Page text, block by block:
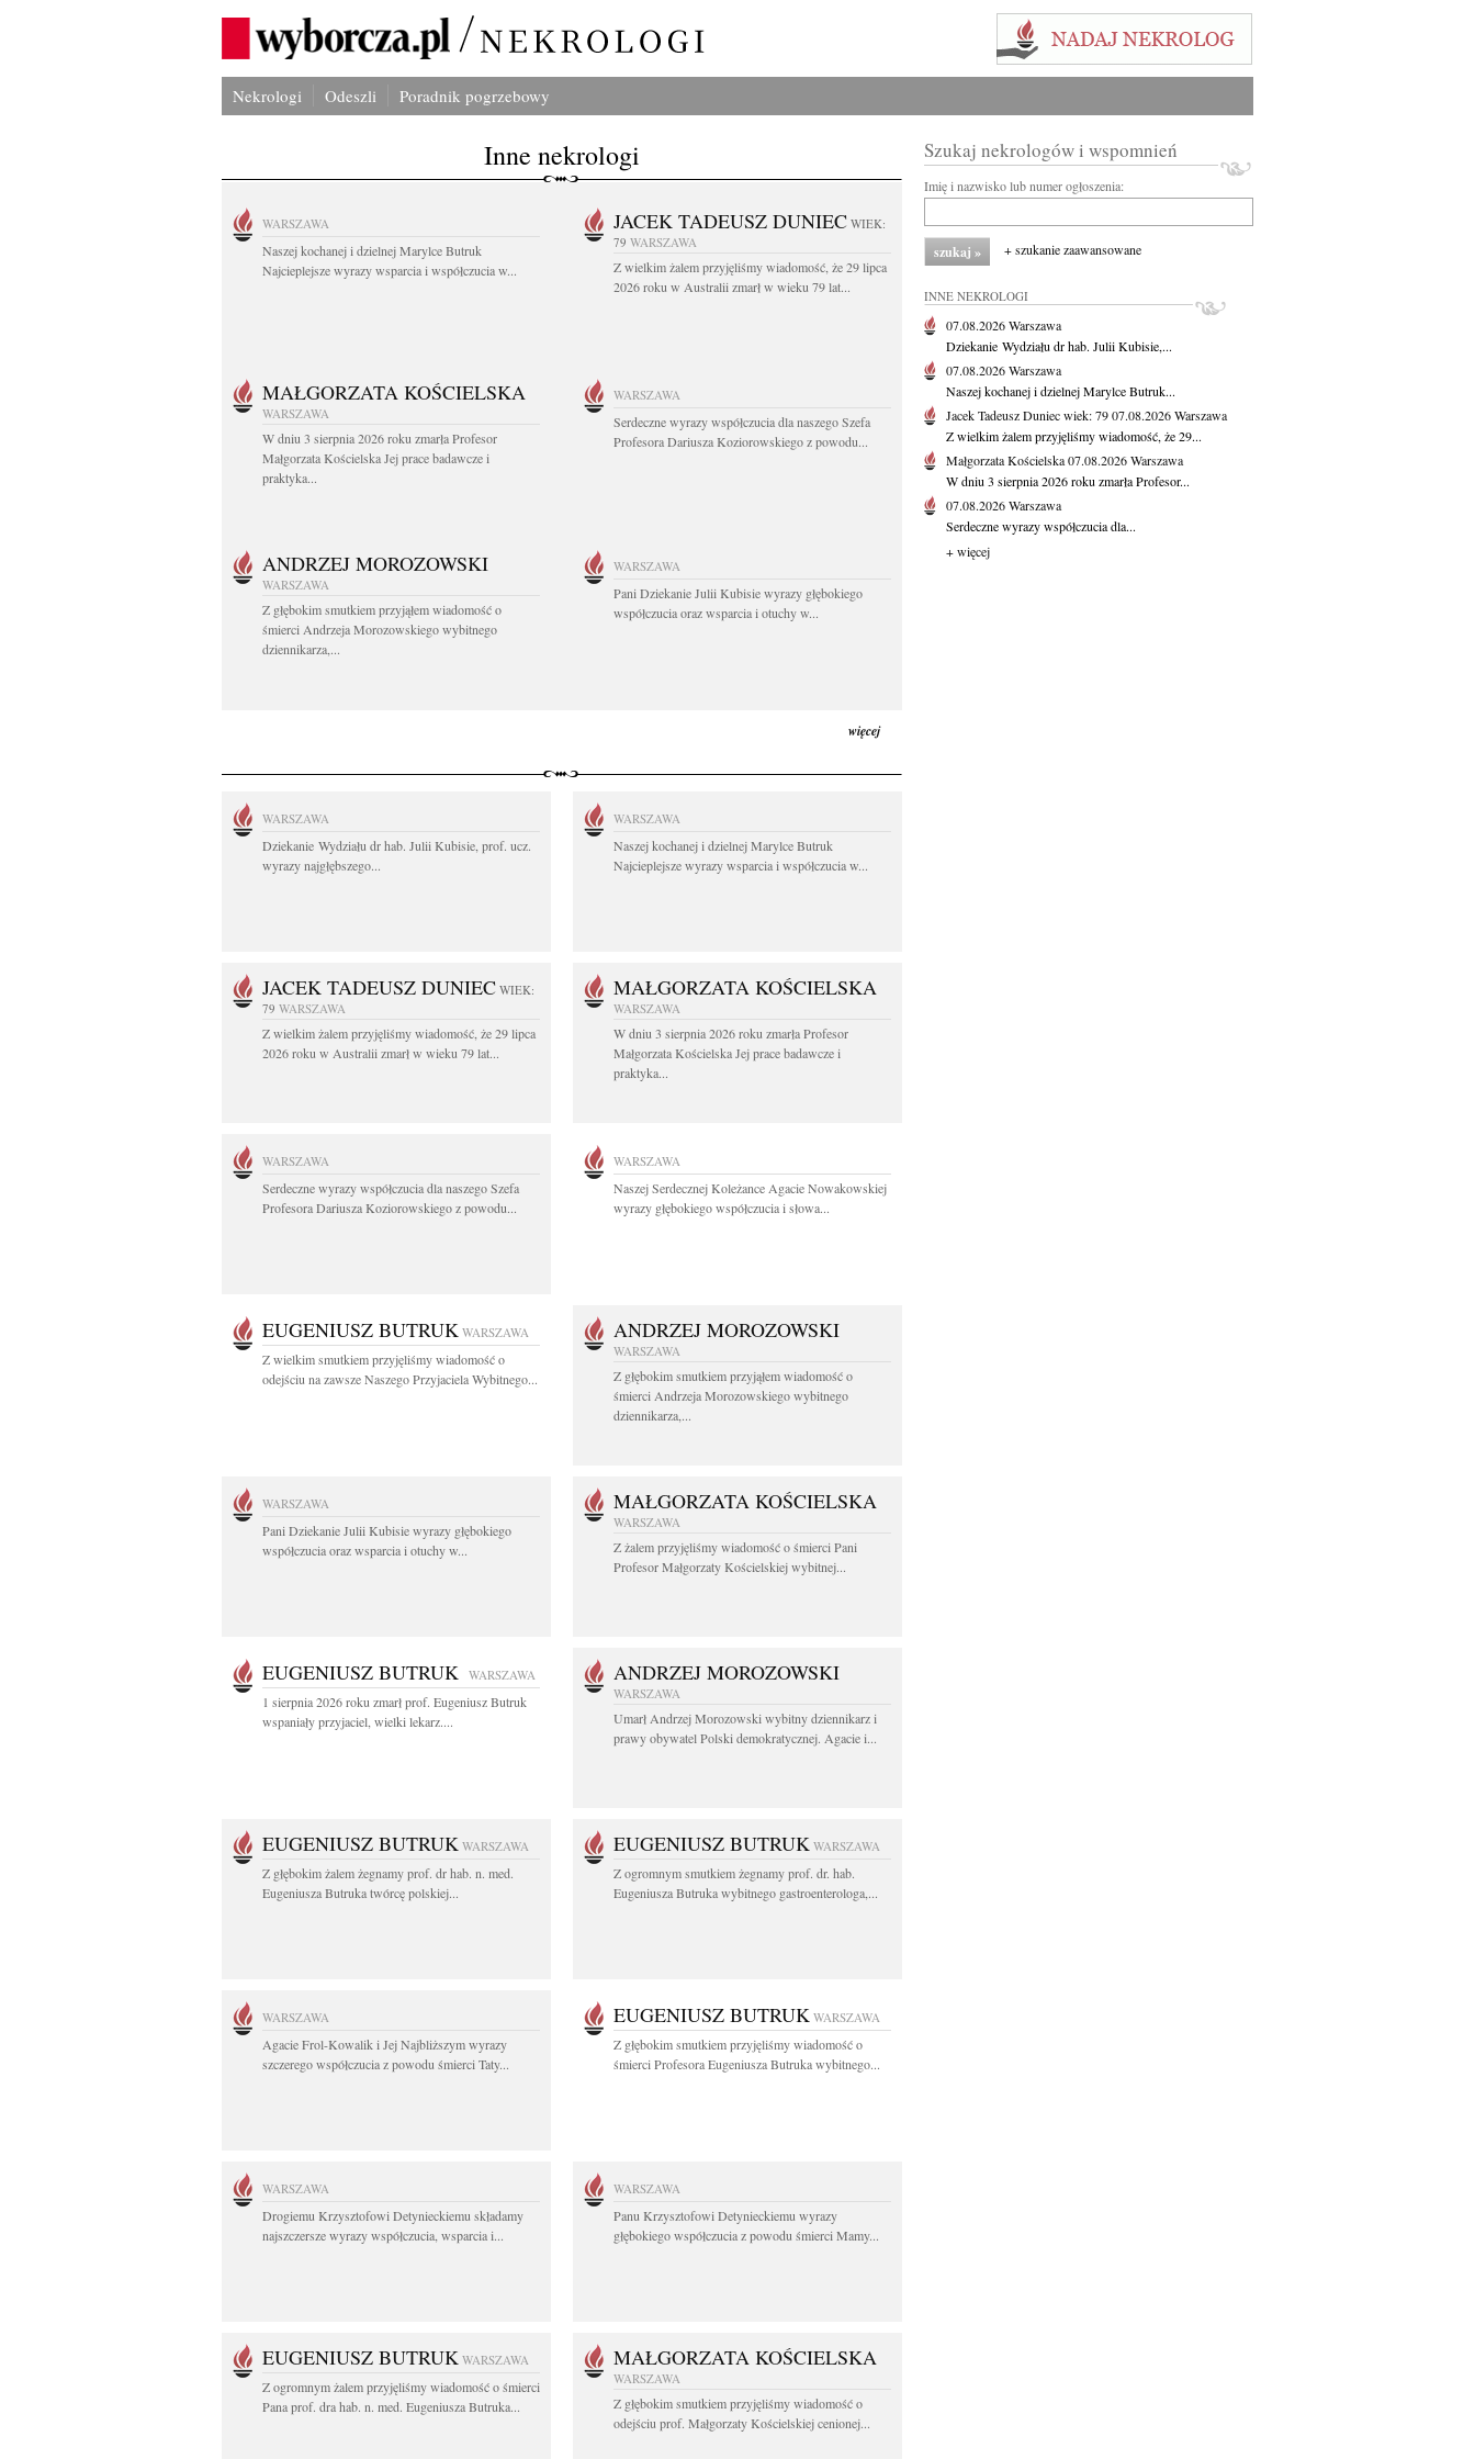
Nekrologi Odeszli Poradnik pogrzebowy
Inne nekrologi
WARSZAWA
Naszej kochanej i dzielnej Marylce Butruk
Najcieplejsze wyrazy wsparcia i współczucia w...
JACEK TADEUSZ DUNIEC WIEK:
79 WARSZAWA
Z wielkim żalem przyjęliśmy wiadomość, że 29 lipca
2026 roku w Australii zmarł w wieku 79 lat...
MAŁGORZATA KOŚCIELSKA
WARSZAWA
W dniu 3 sierpnia 2026 roku zmarła Profesor
Małgorzata Kościelska Jej prace badawcze i
praktyka...
WARSZAWA
Serdeczne wyrazy współczucia dla naszego Szefa
Profesora Dariusza Koziorowskiego z powodu...
ANDRZEJ MOROZOWSKI
WARSZAWA
Z głębokim smutkiem przyjąłem wiadomość o
śmierci Andrzeja Morozowskiego wybitnego
dziennikarza,...
WARSZAWA
Pani Dziekanie Julii Kubisie wyrazy głębokiego
współczucia oraz wsparcia i otuchy w...
więcej
WARSZAWA
Dziekanie Wydziału dr hab. Julii Kubisie, prof. ucz.
wyrazy najgłębszego...
WARSZAWA
Naszej kochanej i dzielnej Marylce Butruk
Najcieplejsze wyrazy wsparcia i współczucia w...
JACEK TADEUSZ DUNIEC WIEK:
79 WARSZAWA
Z wielkim żalem przyjęliśmy wiadomość, że 29 lipca
2026 roku w Australii zmarł w wieku 79 lat...
MAŁGORZATA KOŚCIELSKA
WARSZAWA
W dniu 3 sierpnia 2026 roku zmarła Profesor
Małgorzata Kościelska Jej prace badawcze i
praktyka...
WARSZAWA
Serdeczne wyrazy współczucia dla naszego Szefa
Profesora Dariusza Koziorowskiego z powodu...
WARSZAWA
Naszej Serdecznej Koleżance Agacie Nowakowskiej
wyrazy głębokiego współczucia i słowa...
EUGENIUSZ BUTRUK WARSZAWA
Z wielkim smutkiem przyjęliśmy wiadomość o
odejściu na zawsze Naszego Przyjaciela Wybitnego...
ANDRZEJ MOROZOWSKI
WARSZAWA
Z głębokim smutkiem przyjąłem wiadomość o
śmierci Andrzeja Morozowskiego wybitnego
dziennikarza,...
WARSZAWA
Pani Dziekanie Julii Kubisie wyrazy głębokiego
współczucia oraz wsparcia i otuchy w...
MAŁGORZATA KOŚCIELSKA
WARSZAWA
Z żalem przyjęliśmy wiadomość o śmierci Pani
Profesor Małgorzaty Kościelskiej wybitnej...
EUGENIUSZ BUTRUK WARSZAWA
1 sierpnia 2026 roku zmarł prof. Eugeniusz Butruk
wspaniały przyjaciel, wielki lekarz....
ANDRZEJ MOROZOWSKI
WARSZAWA
Umarł Andrzej Morozowski wybitny dziennikarz i
prawy obywatel Polski demokratycznej. Agacie i...
EUGENIUSZ BUTRUK WARSZAWA
Z głębokim żalem żegnamy prof. dr hab. n. med.
Eugeniusza Butruka twórcę polskiej...
EUGENIUSZ BUTRUK WARSZAWA
Z ogromnym smutkiem żegnamy prof. dr. hab.
Eugeniusza Butruka wybitnego gastroenterologa,...
WARSZAWA
Agacie Frol-Kowalik i Jej Najbliższym wyrazy
szczerego współczucia z powodu śmierci Taty...
EUGENIUSZ BUTRUK WARSZAWA
Z głębokim smutkiem przyjęliśmy wiadomość o
śmierci Profesora Eugeniusza Butruka wybitnego...
WARSZAWA
Drogiemu Krzysztofowi Detynieckiemu składamy
najszczersze wyrazy współczucia, wsparcia i...
WARSZAWA
Panu Krzysztofowi Detynieckiemu wyrazy
głębokiego współczucia z powodu śmierci Mamy...
EUGENIUSZ BUTRUK WARSZAWA
Z ogromnym żalem przyjęliśmy wiadomość o śmierci
Pana prof. dra hab. n. med. Eugeniusza Butruka...
MAŁGORZATA KOŚCIELSKA
WARSZAWA
Z głębokim smutkiem przyjęliśmy wiadomość o
odejściu prof. Małgorzaty Kościelskiej cenionej...
Szukaj nekrologów i wspomnień
Imię i nazwisko lub numer ogłoszenia:
+ szukanie zaawansowane
INNE NEKROLOGI
07.08.2026Warszawa
Dziekanie Wydziału dr hab. Julii Kubisie,...
07.08.2026Warszawa
Naszej kochanej i dzielnej Marylce Butruk...
Jacek Tadeusz Duniecwiek: 7907.08.2026Warszawa
Z wielkim żalem przyjęliśmy wiadomość, że 29...
Małgorzata Kościelska07.08.2026Warszawa
W dniu 3 sierpnia 2026 roku zmarła Profesor...
07.08.2026Warszawa
Serdeczne wyrazy współczucia dla...
+ więcej